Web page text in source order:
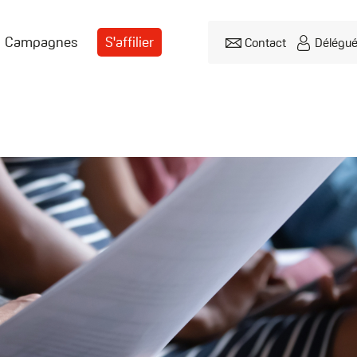
Campagnes S'affilier Contact